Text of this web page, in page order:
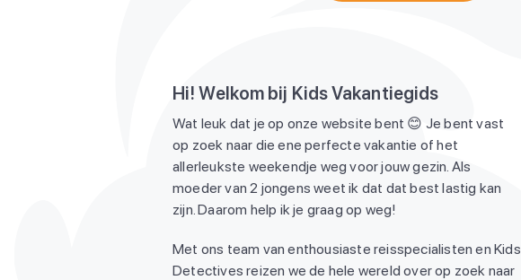
Hi! Welkom bij Kids Vakantiegids
Wat leuk dat je op onze website bent 😊 Je bent vast
op zoek naar die ene perfecte vakantie of het
allerleukste weekendje weg voor jouw gezin. Als
moeder van 2 jongens weet ik dat dat best lastig kan
zijn. Daarom help ik je graag op weg!
Met ons team van enthousiaste reisspecialisten en Kids
Detectives reizen we de hele wereld over op zoek naar